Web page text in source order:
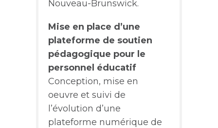
Nouveau-Brunswick.
Mise en place d’une
plateforme de soutien
pédagogique pour le
personnel éducatif
Conception, mise en
oeuvre et suivi de
l’évolution d’une
plateforme numérique de